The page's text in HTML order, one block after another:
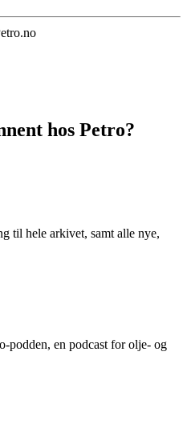
hos Petro?
til hele arkivet, samt alle nye,
podden, en podcast for olje- og